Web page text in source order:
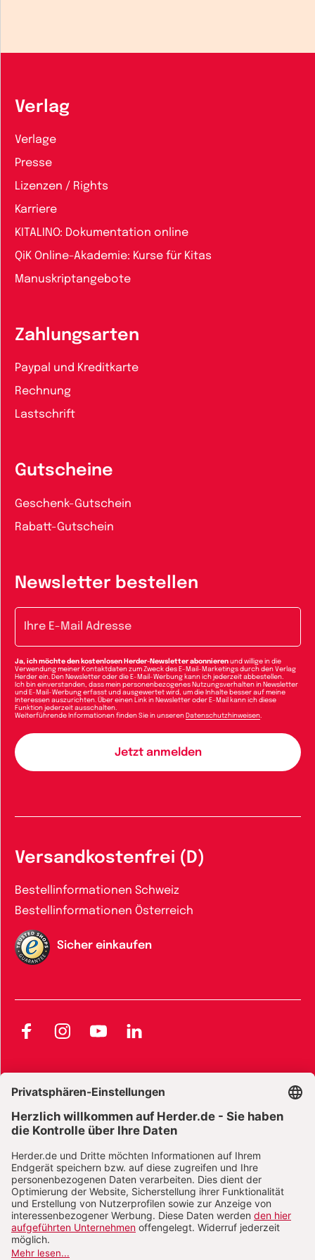
Verlag
Verlage
Presse
Lizenzen / Rights
Karriere
KITALINO: Dokumentation online
QiK Online-Akademie: Kurse für Kitas
Manuskriptangebote
Zahlungsarten
Paypal und Kreditkarte
Rechnung
Lastschrift
Gutscheine
Geschenk-Gutschein
Rabatt-Gutschein
Newsletter bestellen
Ja, ich möchte den kostenlosen Herder-Newsletter abonnieren und willige in die
Verwendung meiner Kontaktdaten zum Zweck des E-Mail-Marketings durch den Verlag
Herder ein. Den Newsletter oder die E-Mail-Werbung kann ich jederzeit abbestellen.
Ich bin einverstanden, dass mein personenbezogenes Nutzungsverhalten in Newsletter
und E-Mail-Werbung erfasst und ausgewertet wird, um die Inhalte besser auf meine
Interessen auszurichten. Über einen Link in Newsletter oder E-Mail kann ich diese
Funktion jederzeit ausschalten.
Weiterführende Informationen finden Sie in unseren Datenschutzhinweisen
Versandkostenfrei (D)
Bestellinformationen Schweiz
Bestellinformationen Österreich
Sicher einkaufen
FacebookInstagramYouTubeLinkedIn
Widerrufsbelehrung E-Books
Widerrufsbelehrung Zeitschriften Datenschutz
Datenschutz Social Media Barrierefreiheit
Vertrag widerrufen